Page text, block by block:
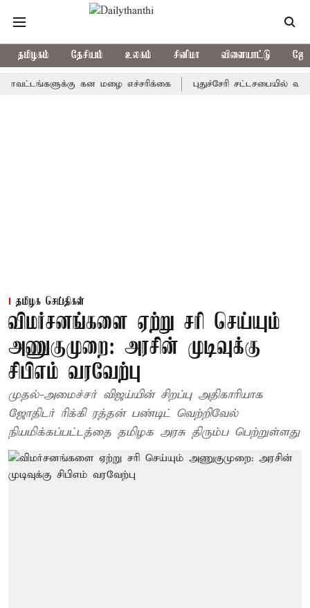
தமிழகம் தேசியம் உலகம் சினிமா விளையாட்டு
கன மழை எச்சரிக்கை புதுச்சேரி சட்டசபையில் வரும்
தமிழக செய்திகள்
விமர்சனங்களை ஏற்று சரி செய்யும்
அணுகுமுறை: அரசின் முடிவுக்கு
சிபிஎம் வரவேற்பு
முதல்-அமைச்சர் விஜய்யின் சிறப்பு அதிகாரியாக
ஜோதிடர் ரிக்கி ரத்தன் பண்டிட் வெற்றிவேல்
நியமிக்கப்பட்டத்தை தமிழக அரசு திரும்ப பெற்றுள்ளது